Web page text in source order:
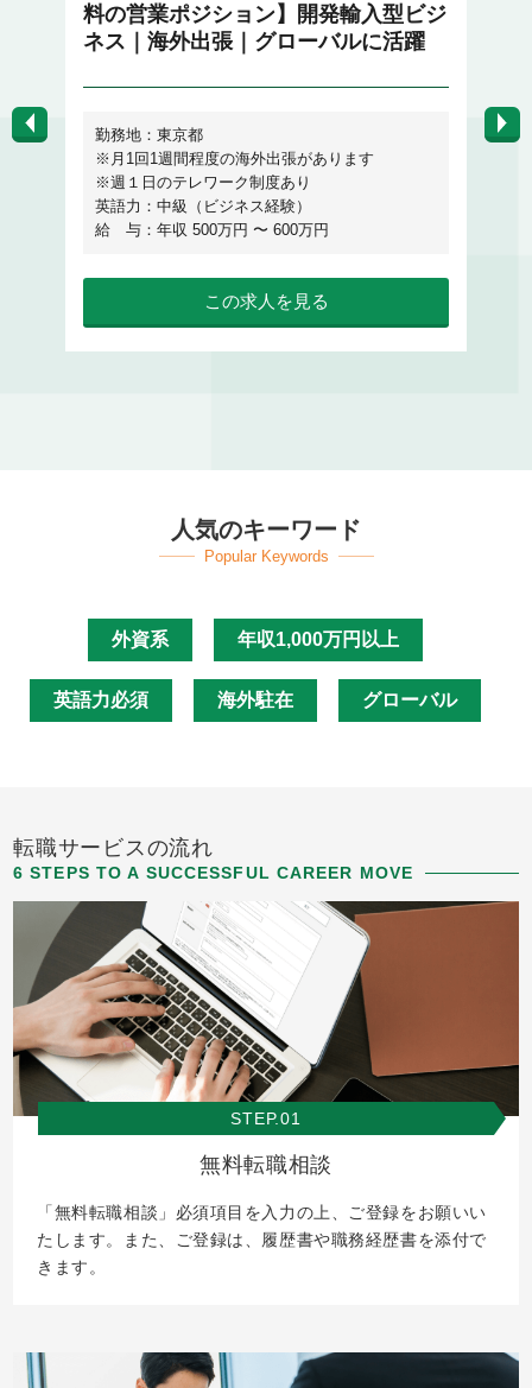
料の営業ポジション】開発輸入型ビジ
ネス｜海外出張｜グローバルに活躍
勤務地：東京都
※月1回1週間程度の海外出張があります
※週１日のテレワーク制度あり
英語力：中級（ビジネス経験）
給 与：年収 500万円 〜 600万円
この求人を見る
人気のキーワード
Popular Keywords
外資系 年収1,000万円以上
英語力必須 海外駐在 グローバル
転職サービスの流れ
6 STEPS TO A SUCCESSFUL CAREER MOVE
STEP.01
無料転職相談
「無料転職相談」必須項目を入力の上、ご登録をお願いい
たします。また、ご登録は、履歴書や職務経歴書を添付で
きます。